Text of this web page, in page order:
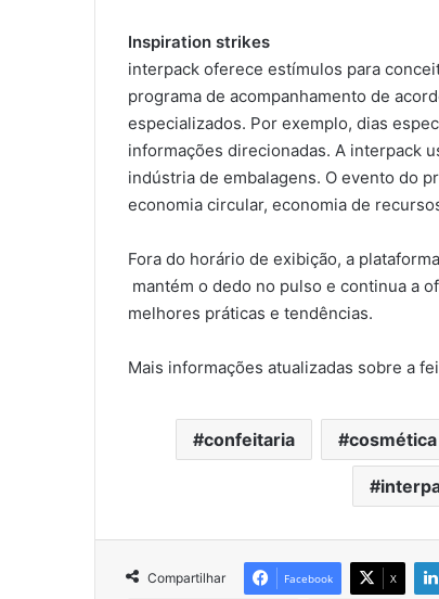
Inspiration strikes
interpack oferece estímulos para
programa de acompanhamento de
especializados. Por exemplo, dias
informações direcionadas. A interpack
indústria de embalagens. O evento do
economia circular, economia de
Fora do horário de exibição, a
mantém o dedo no pulso e continua a
melhores práticas e tendências.
Mais informações atualizadas sobre a
confeitaria cosmética
Compartilhar Facebook X